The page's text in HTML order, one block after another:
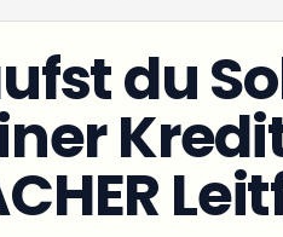
du